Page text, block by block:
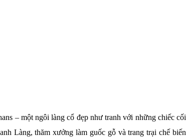
– một ngôi làng cổ đẹp như tranh với những chiếc cối
Làng, thăm xưởng làm guốc gỗ và trang trại chế biến